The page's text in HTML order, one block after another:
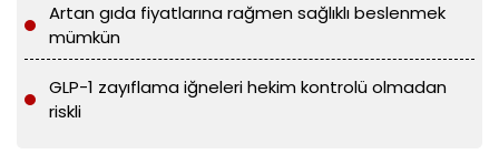
Artan gıda fiyatlarına rağmen sağlıklı beslenmek
mümkün
GLP-1 zayıflama iğneleri hekim kontrolü olmadan
riskli